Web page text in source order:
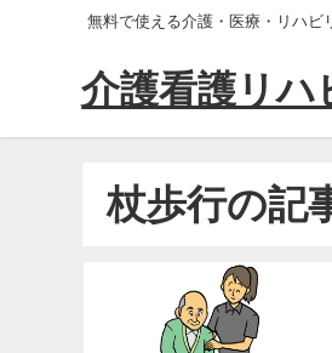
無料で使える介護・医療・リハビ
介護看護リハ
杖歩行の記